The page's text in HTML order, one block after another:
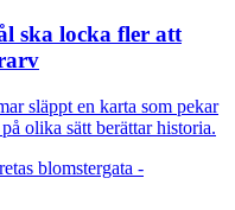
ska locka fler att
släppt en karta som pekar
olika sätt berättar historia.